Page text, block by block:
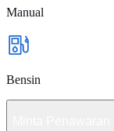
Manual
Bensin